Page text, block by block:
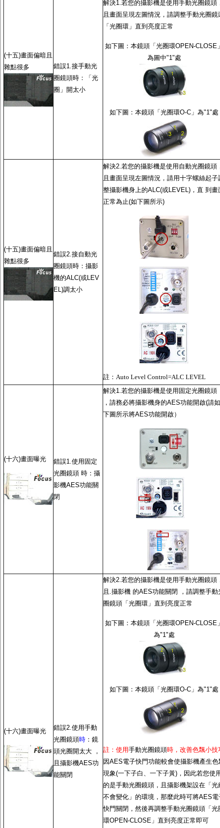
(十五)畫面偏暗且
雜點很多
錯誤1.接手動光
圈鏡頭時：「光
圈」開太小
解決1.若您的攝影機是使用手動光圈鏡頭
且畫面呈現左圖情況，請調整手動光圈鏡
「光圈環」直到亮度正常
如下圖：本鏡頭「光圈環OPEN-CLOSE
為圖中"1"處
如下圖：本鏡頭「光圈環O-C」為"1"處
(十五)畫面偏暗且
雜點很多
錯誤2.接自動光
圈鏡頭時：攝影
機的ALC(或LEV
EL)調太小
解決2.若您的攝影機是使用 自動光圈鏡頭
且畫面呈現左圖情況，請用十字螺絲起子
整攝影機身上的ALC(或LEVEL)，直 到畫
正常為止(如下圖所示)
註： Auto Level Control=ALC LEVEL
(十六)畫面曝光 錯誤1.使用 固定
光圈鏡頭 時：攝
影機AES功能關
閉
解決1.若您的攝影機是使用 固定光圈鏡頭
，請務必將攝影機身的AES功能開啟(請如
下圖所示將AES功能開啟）
(十六)畫面曝光 錯誤2.使用手動
光圈鏡頭時 ：鏡
頭光圈開太大 ，
且攝影機AES功
能關閉
解決2.若您的攝影機是使用手動光圈鏡頭
且.攝影機 的AES功能關閉 ，請調整手動
圈鏡頭 「光圈環」直到亮度正常
如下圖：本鏡頭「光圈環OPEN-CLOSE
為"1"處
如下圖：本鏡頭「光圈環O-C」為"1"處
註：使用手動光圈鏡頭時，改善色飄小技
因AES電子快門功能較會使攝影機產生色
現象(一下子白、一下子黃)，因此若您使
的是手動光圈鏡頭 ，且攝影機架設在「光
不會變化」的環境，那麼此時可將AES電
快門 關閉，然後再調整手動光圈鏡頭 「
環OPEN-CLOSE」直到亮度正常即可